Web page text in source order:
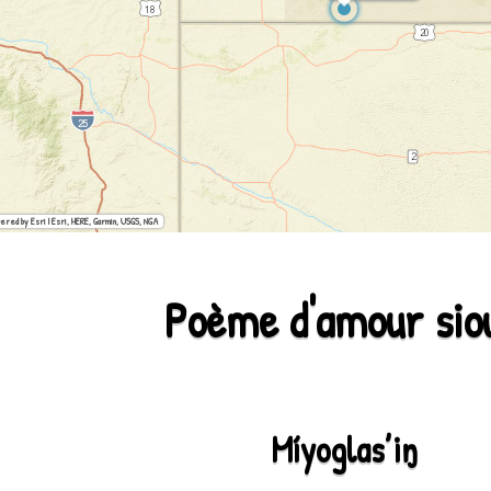
by Esri | Esri, HERE, Garmin, USGS, NGA
Poème d'amour
Míyoglas’iŋ